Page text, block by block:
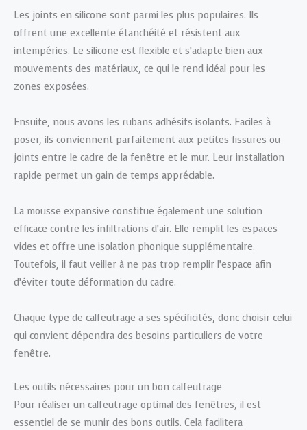
Les joints en silicone sont parmi les plus populaires. Ils
offrent une excellente étanchéité et résistent aux
intempéries. Le silicone est flexible et s’adapte bien aux
mouvements des matériaux, ce qui le rend idéal pour les
zones exposées.
Ensuite, nous avons les rubans adhésifs isolants. Faciles à
poser, ils conviennent parfaitement aux petites fissures ou
joints entre le cadre de la fenêtre et le mur. Leur installation
rapide permet un gain de temps appréciable.
La mousse expansive constitue également une solution
efficace contre les infiltrations d’air. Elle remplit les espaces
vides et offre une isolation phonique supplémentaire.
Toutefois, il faut veiller à ne pas trop remplir l’espace afin
d’éviter toute déformation du cadre.
Chaque type de calfeutrage a ses spécificités, donc choisir celui
qui convient dépendra des besoins particuliers de votre
fenêtre.
Les outils nécessaires pour un bon calfeutrage
Pour réaliser un calfeutrage optimal des fenêtres, il est
essentiel de se munir des bons outils. Cela facilitera